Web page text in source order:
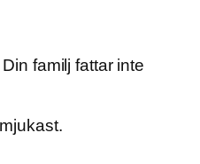
familj fattar inte